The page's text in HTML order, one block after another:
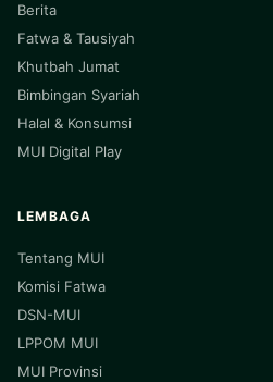
Berita
Fatwa & Tausiyah
Khutbah Jumat
Bimbingan Syariah
Halal & Konsumsi
MUI Digital Play
LEMBAGA
Tentang MUI
Komisi Fatwa
DSN-MUI
LPPOM MUI
MUI Provinsi